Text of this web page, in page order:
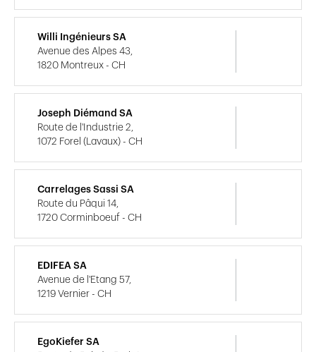
Willi Ingénieurs SA
Avenue des Alpes 43,
1820 Montreux - CH
Joseph Diémand SA
Route de l'Industrie 2,
1072 Forel (Lavaux) - CH
Carrelages Sassi SA
Route du Pâqui 14,
1720 Corminboeuf - CH
EDIFEA SA
Avenue de l'Etang 57,
1219 Vernier - CH
EgoKiefer SA